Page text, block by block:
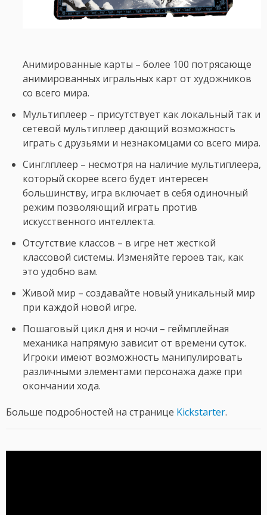
Анимированные карты – более 100 потрясающе
анимированных игральных карт от художников
со всего мира.
Мультиплеер – присутствует как локальный так и
сетевой мультиплеер дающий возможность
играть с друзьями и незнакомцами со всего мира.
Синглплеер – несмотря на наличие мультиплеера,
который скорее всего будет интересен
большинству, игра включает в себя одиночный
режим позволяющий играть против
искусственного интеллекта.
Отсутствие классов – в игре нет жесткой
классовой системы. Изменяйте героев так, как
это удобно вам.
Живой мир – создавайте новый уникальный мир
при каждой новой игре.
Пошаговый цикл дня и ночи – геймплейная
механика напрямую зависит от времени суток.
Игроки имеют возможность манипулировать
различными элементами персонажа даже при
окончании хода.
Больше подробностей на странице Kickstarter.